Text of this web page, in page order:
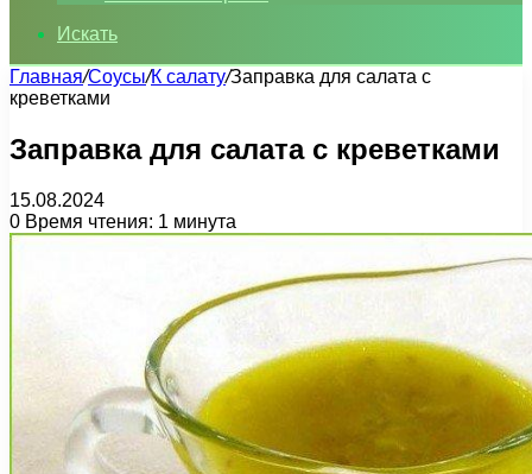
Искать
Главная/Соусы/К салату/Заправка для салата с
креветками
Заправка для салата с креветками
15.08.2024
0 Время чтения: 1 минута